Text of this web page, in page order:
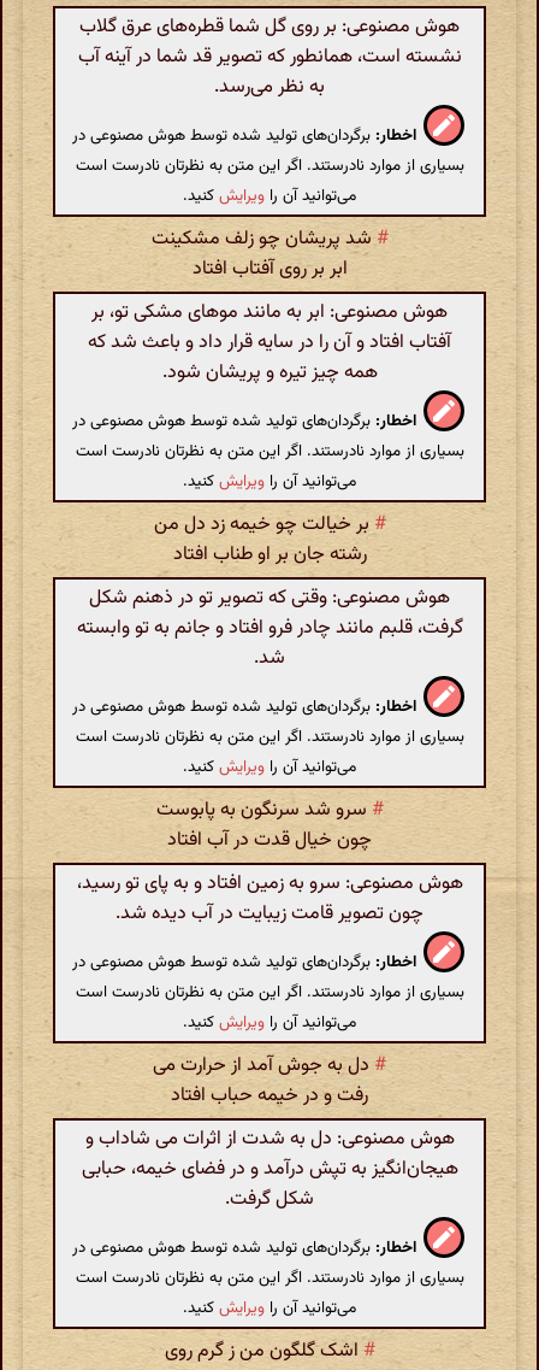
هوش مصنوعی: بر روی گل شما قطره‌های عرق گلاب
نشسته است، همانطور که تصویر قد شما در آینه آب
به نظر می‌رسد.
اخطار: برگردان‌های تولید شده توسط هوش مصنوعی در
بسیاری از موارد نادرستند. اگر این متن به نظرتان نادرست است
می‌توانید آن را ویرایشکنید.
# شد پریشان چو زلف مشکینت
ابر بر روی آفتاب افتاد
هوش مصنوعی: ابر به مانند موهای مشکی تو، بر
آفتاب افتاد و آن را در سایه قرار داد و باعث شد که
همه چیز تیره و پریشان شود.
اخطار: برگردان‌های تولید شده توسط هوش مصنوعی در
بسیاری از موارد نادرستند. اگر این متن به نظرتان نادرست است
می‌توانید آن را ویرایشکنید.
# بر خیالت چو خیمه زد دل من
رشته جان بر او طناب افتاد
هوش مصنوعی: وقتی که تصویر تو در ذهنم شکل
گرفت، قلبم مانند چادر فرو افتاد و جانم به تو وابسته
شد.
اخطار: برگردان‌های تولید شده توسط هوش مصنوعی در
بسیاری از موارد نادرستند. اگر این متن به نظرتان نادرست است
می‌توانید آن را ویرایشکنید.
# سرو شد سرنگون به پابوست
چون خیال قدت در آب افتاد
هوش مصنوعی: سرو به زمین افتاد و به پای تو رسید،
چون تصویر قامت زیبایت در آب دیده شد.
اخطار: برگردان‌های تولید شده توسط هوش مصنوعی در
بسیاری از موارد نادرستند. اگر این متن به نظرتان نادرست است
می‌توانید آن را ویرایشکنید.
# دل به جوش آمد از حرارت می
رفت و در خیمه حباب افتاد
هوش مصنوعی: دل به شدت از اثرات می شاداب و
هیجان‌انگیز به تپش درآمد و در فضای خیمه، حبابی
شکل گرفت.
اخطار: برگردان‌های تولید شده توسط هوش مصنوعی در
بسیاری از موارد نادرستند. اگر این متن به نظرتان نادرست است
می‌توانید آن را ویرایشکنید.
#اشک گلگون من ز گرم روی